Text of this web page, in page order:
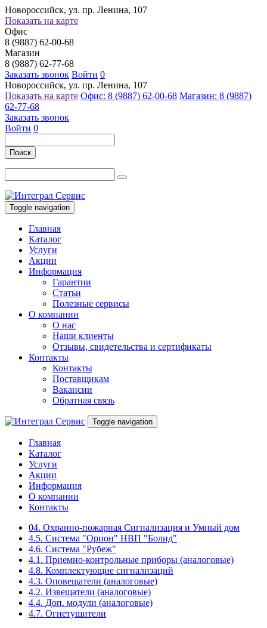
Новороссийск, ул. пр. Ленина, 107
Показать на карте
Офис
8 (9887) 62-00-68
Магазин
8 (9887) 62-77-68
Заказать звонок Войти 0
Новороссийск, ул. пр. Ленина, 107
Показать на карте Офис: 8 (9887) 62-00-68 Магазин: 8 (9887)
62-77-68
Заказать звонок
Войти 0
Поиск
Toggle navigation
Главная
Каталог
Услуги
Акции
Информация
Гарантии
Статьи
Полезные сервисы
О компании
О нас
Наши клиенты
Отзывы, свидетельства и сертификаты
Контакты
Контакты
Поставщикам
Вакансии
Обратная связь
Toggle navigation
Главная
Каталог
Услуги
Акции
Информация
О компании
Контакты
04. Охранно-пожарная Сигнализация и Умный дом
4.5. Система "Орион" НВП "Болид"
4.6. Система "Рубеж"
4.1. Приемно-контрольные приборы (аналоговые)
4.8. Комплектующие сигнализаций
4.3. Оповещатели (аналоговые)
4.2. Извещатели (аналоговые)
4.4. Доп. модули (аналоговые)
4.7. Огнетушители